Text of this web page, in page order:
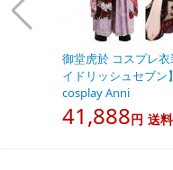
御堂虎於 コスプレ衣
イドリッシュセブン】
cosplay Anni
41,888円 送